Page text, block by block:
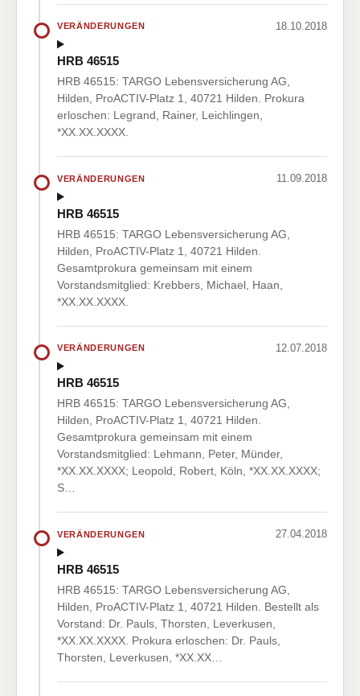
VERÄNDERUNGEN 18.10.2018
HRB 46515
HRB 46515: TARGO Lebensversicherung AG,
Hilden, ProACTIV-Platz 1, 40721 Hilden. Prokura
erloschen: Legrand, Rainer, Leichlingen,
*XX.XX.XXXX.
VERÄNDERUNGEN 11.09.2018
HRB 46515
HRB 46515: TARGO Lebensversicherung AG,
Hilden, ProACTIV-Platz 1, 40721 Hilden.
Gesamtprokura gemeinsam mit einem
Vorstandsmitglied: Krebbers, Michael, Haan,
*XX.XX.XXXX.
VERÄNDERUNGEN 12.07.2018
HRB 46515
HRB 46515: TARGO Lebensversicherung AG,
Hilden, ProACTIV-Platz 1, 40721 Hilden.
Gesamtprokura gemeinsam mit einem
Vorstandsmitglied: Lehmann, Peter, Münder,
*XX.XX.XXXX; Leopold, Robert, Köln, *XX.XX.XXXX;
S…
VERÄNDERUNGEN 27.04.2018
HRB 46515
HRB 46515: TARGO Lebensversicherung AG,
Hilden, ProACTIV-Platz 1, 40721 Hilden. Bestellt als
Vorstand: Dr. Pauls, Thorsten, Leverkusen,
*XX.XX.XXXX. Prokura erloschen: Dr. Pauls,
Thorsten, Leverkusen, *XX.XX…